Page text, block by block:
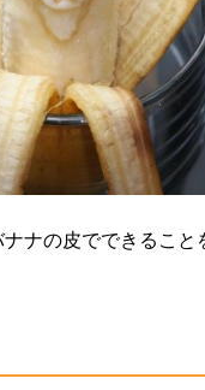
ナの皮でできること